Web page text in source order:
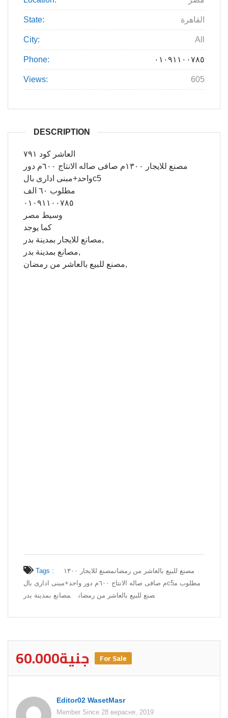
State: القاهرة
City: All
Phone: ٠١٠٩١١٠٠٧٨٥
Views: 605
DESCRIPTION
العاشر كود ٧٩١
مصنع للايجار ١٣٠٠م صافى صاله الانتاج ٦٠٠م دور
واحد+مبنى ادارى بالc5
مطلوب ٦٠ الف
٠١٠٩١١٠٠٧٨٥
وسيط مصر
كما يوجد
مصانع للايجار بمدينة بدر,
مصانع بمدينة بدر,
مصنع للبيع بالعاشر من رمضان,
Tags : مصنع للبيع بالعاشر من رمضان
مصنع للايجار ١٣٠٠
م صافى صاله الانتاج ٦٠٠م دور واحد+مبنى ادارى بالc5مطلوب م
صنع للبيع بالعاشر من رمضان
مصانع بمدينة بدر
60.000جنية For Sale
Editor02 WasetMasr
Member Since 28 верасня, 2019